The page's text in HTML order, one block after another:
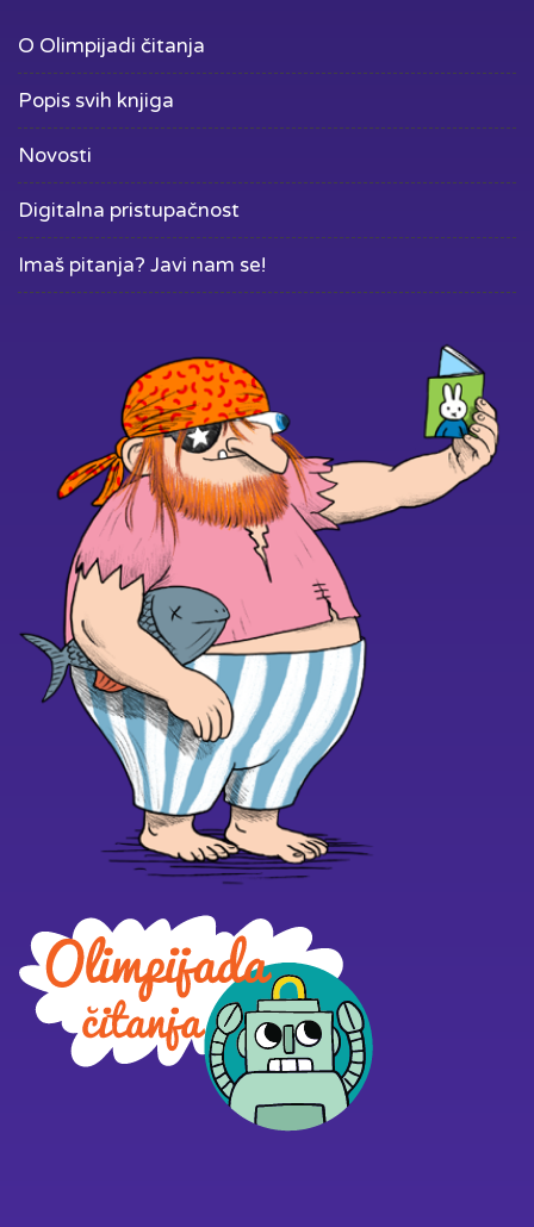
O Olimpijadi čitanja
Popis svih knjiga
Novosti
Digitalna pristupačnost
Imaš pitanja? Javi nam se!